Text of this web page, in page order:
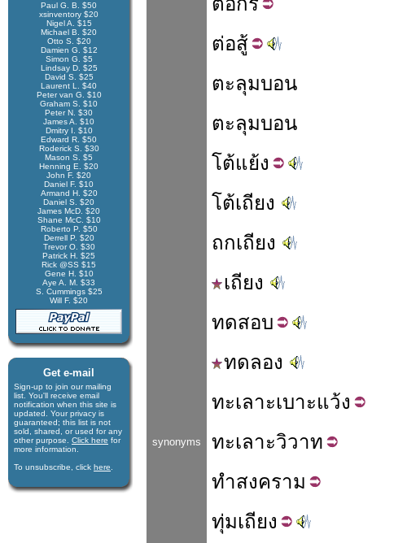
Paul G. B. $50
xsinventory $20
Nigel A. $15
Michael B. $20
Otto S. $20
Damien G. $12
Simon G. $5
Lindsay D. $25
David S. $25
Laurent L. $40
Peter van G. $10
Graham S. $10
Peter N. $30
James A. $10
Dmitry I. $10
Edward R. $50
Roderick S. $30
Mason S. $5
Henning E. $20
John F. $20
Daniel F. $10
Armand H. $20
Daniel S. $20
James McD. $20
Shane McC. $10
Roberto P. $50
Derrell P. $20
Trevor O. $30
Patrick H. $25
Rick @SS $15
Gene H. $10
Aye A. M. $33
S. Cummings $25
Will F. $20
Get e-mail
Sign-up to join our mail­ing
list. You'll receive e­mail
notification when this site is
updated. Your privacy is
guaran­teed; this list is not
sold, shared, or used for any
other purpose. Click here for
more infor­mation.
To unsubscribe, click here
synonyms
ต่อสู้
ตะลุมบอน
ตะลุมบอน
โต้แย้ง
โต้เถียง
ถกเถียง
เถียง
ทดสอบ
ทดลอง
ทะเลาะเบาะแว้ง
ทะเลาะวิวาท
ทำสงคราม
ทุ่มเถียง